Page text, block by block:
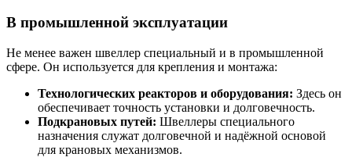
В промышленной эксплуатации
Не менее важен швеллер специальный и в промышленной
сфере. Он используется для крепления и монтажа:
Технологических реакторов и оборудования: Здесь он
обеспечивает точность установки и долговечность.
Подкрановых путей: Швеллеры специального
назначения служат долговечной и надёжной основой
для крановых механизмов.